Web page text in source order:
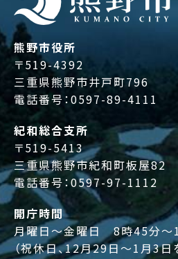
熊野市役所
〒519-4392
三重県熊野市井戸町796
電話番号：0597-89-4111
紀和総合支所
〒519-5413
三重県熊野市紀和町板屋82
電話番号：0597-97-1112
開庁時間
月曜日～金曜日 8時45分～
（祝休日、12月29日～1月3日